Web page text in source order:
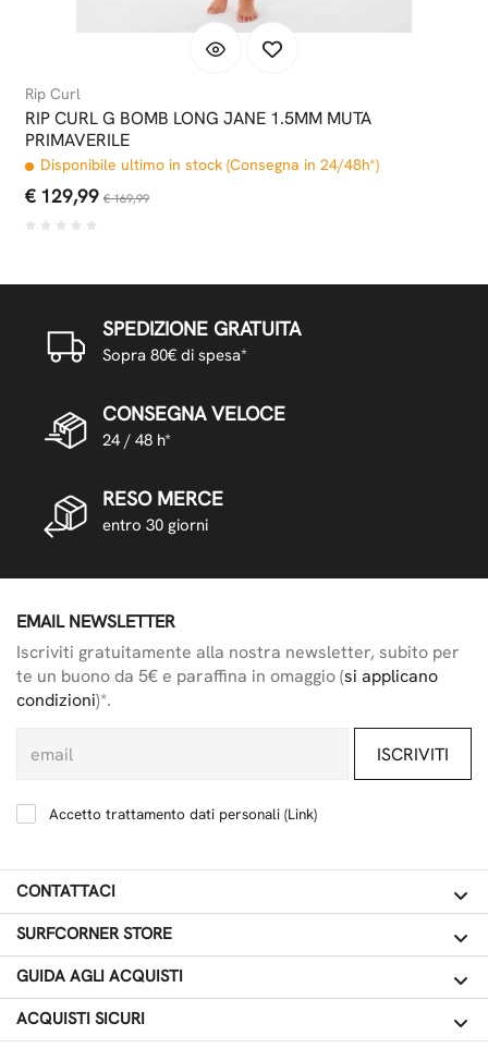
Rip Curl
RIP CURL G BOMB LONG JANE 1.5MM MUTA
PRIMAVERILE
Disponibile ultimo in stock (Consegna in 24/48h*)
€ 129,99 € 169,99
SPEDIZIONE GRATUITA
Sopra 80€ di spesa*
CONSEGNA VELOCE
24 / 48 h*
RESO MERCE
entro 30 giorni
EMAIL NEWSLETTER
Iscriviti gratuitamente alla nostra newsletter, subito per
te un buono da 5€ e paraffina in omaggio (si applicano
condizioni)*.
ISCRIVITI
Accetto trattamento dati personali (Link)
CONTATTACI
SURFCORNER STORE
GUIDA AGLI ACQUISTI
ACQUISTI SICURI